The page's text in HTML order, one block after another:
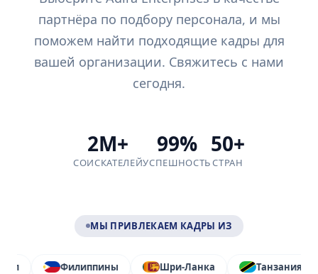
партнёра по подбору персонала, и мы
поможем найти подходящие кадры для
вашей организации. Свяжитесь с нами
сегодня.
2M+
СОИСКАТЕЛЕЙ
99%
УСПЕШНОСТЬ
50+
СТРАН
МЫ ПРИВЛЕКАЕМ КАДРЫ ИЗ
Шри-Ланка Танзания Турция